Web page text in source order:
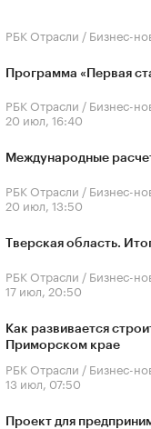
РБК Отрасли / Бизнес-
Программа «Первая
РБК Отрасли / Бизнес-
20 июл, 16:40
Международные
РБК Отрасли / Бизнес-
20 июл, 13:50
Тверская область.
РБК Отрасли / Бизнес-
17 июл, 20:50
Как развивается
Приморском крае
РБК Отрасли / Бизнес-
13 июл, 07:50
Проект для